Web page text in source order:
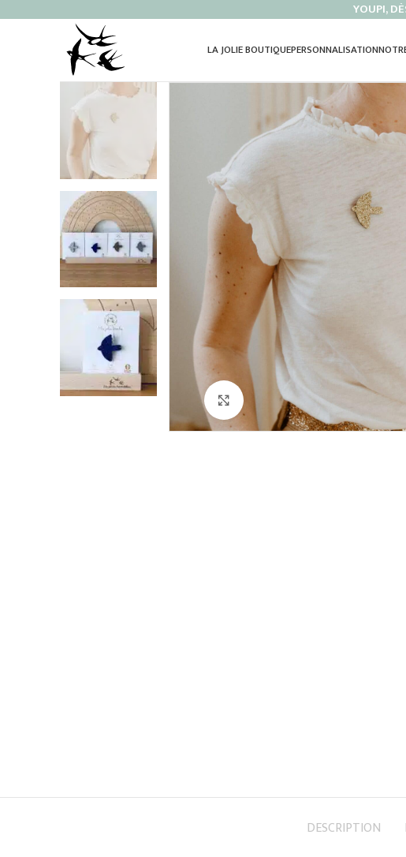
YOUPI,
LA JOLIE BOUTIQUEPERSONNALISATION
Cliquez pour agrandir
DESCRIPTION